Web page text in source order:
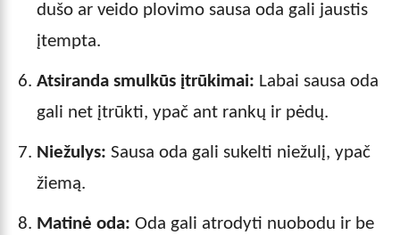
dušo ar veido plovimo sausa oda gali jaustis
įtempta.
Atsiranda smulkūs įtrūkimai: Labai sausa oda
gali net įtrūkti, ypač ant rankų ir pėdų.
Niežulys: Sausa oda gali sukelti niežulį, ypač
žiemą.
Matinė oda: Oda gali atrodyti nuobodu ir be